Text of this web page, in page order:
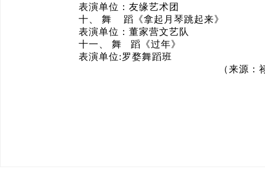
表演单位：友缘艺术团
十、 舞 蹈《拿起月琴跳起来》
表演单位：董家营文艺队
十一、 舞 蹈《过年》
表演单位:罗婺舞蹈班
（来源